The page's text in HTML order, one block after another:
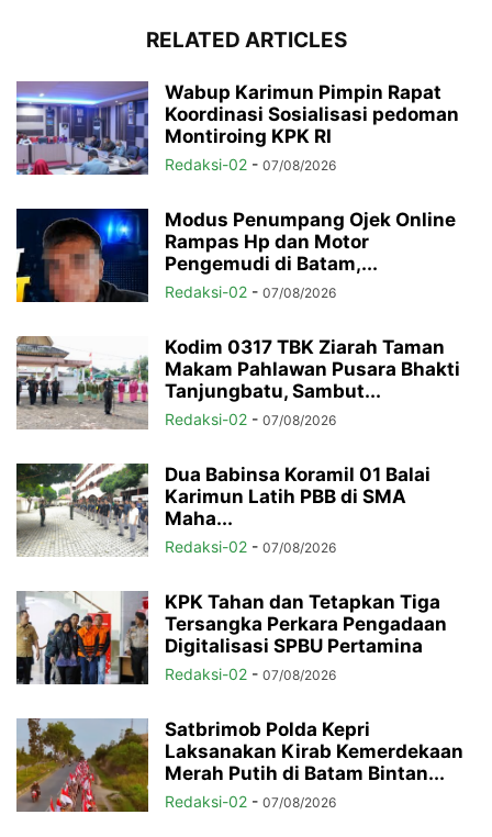
RELATED ARTICLES
Wabup Karimun Pimpin Rapat
Koordinasi Sosialisasi pedoman
Montiroing KPK RI
Redaksi-02 - 07/08/2026
Modus Penumpang Ojek Online
Rampas Hp dan Motor
Pengemudi di Batam,...
Redaksi-02 - 07/08/2026
Kodim 0317 TBK Ziarah Taman
Makam Pahlawan Pusara Bhakti
Tanjungbatu, Sambut...
Redaksi-02 - 07/08/2026
Dua Babinsa Koramil 01 Balai
Karimun Latih PBB di SMA
Maha...
Redaksi-02 - 07/08/2026
KPK Tahan dan Tetapkan Tiga
Tersangka Perkara Pengadaan
Digitalisasi SPBU Pertamina
Redaksi-02 - 07/08/2026
Satbrimob Polda Kepri
Laksanakan Kirab Kemerdekaan
Merah Putih di Batam Bintan...
Redaksi-02 - 07/08/2026